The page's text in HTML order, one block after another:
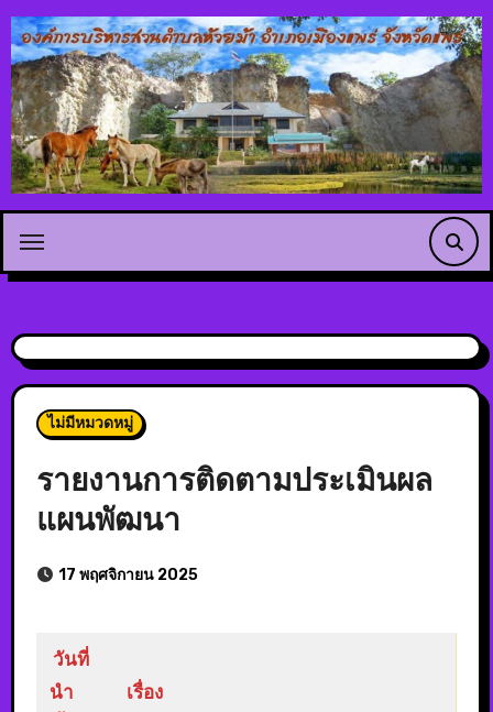
ไม่มีหมวดหมู่
รายงานการติดตามประเมินผล
แผนพัฒนา
17 พฤศจิกายน 2025
วันที่
นำ
เรื่อง